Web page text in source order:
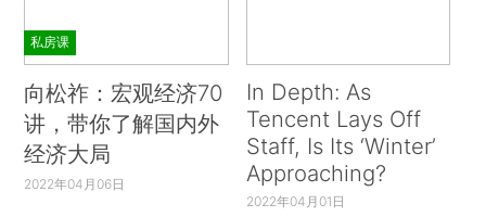
私房课
向松祚：宏观经济70
讲，带你了解国内外
经济大局
2022年04月06日
In Depth: As
Tencent Lays Off
Staff, Is Its ‘Winter’
Approaching?
2022年04月01日